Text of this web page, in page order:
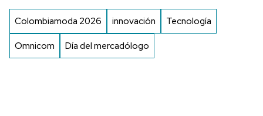
Colombiamoda 2026 innovación Tecnología
Omnicom Día del mercadólogo